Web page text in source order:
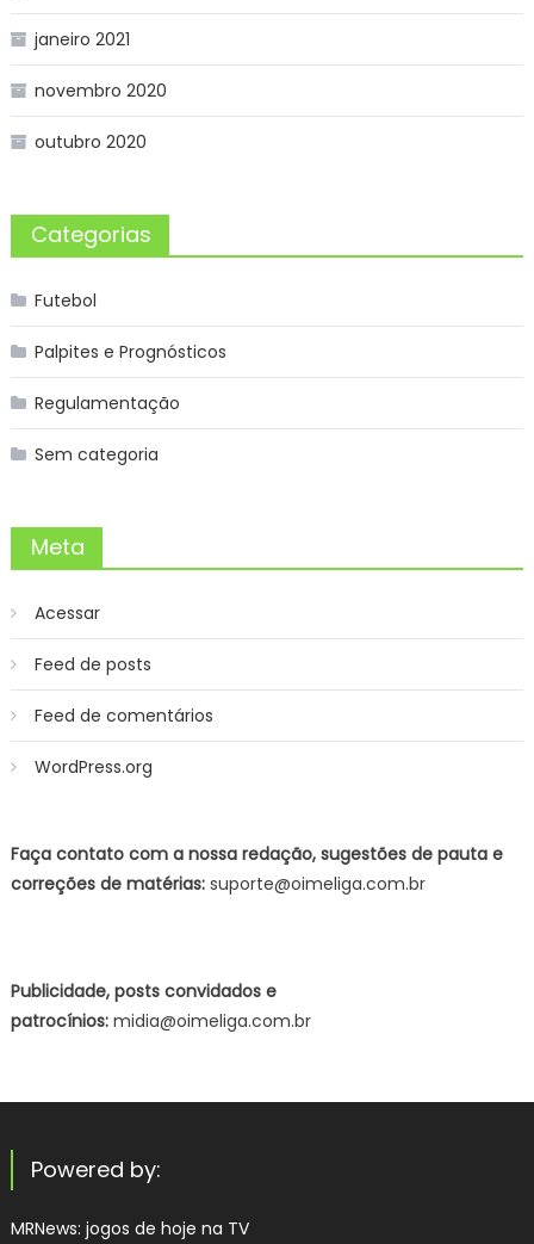
janeiro 2021
novembro 2020
outubro 2020
Categorias
Futebol
Palpites e Prognósticos
Regulamentação
Sem categoria
Meta
Acessar
Feed de posts
Feed de comentários
WordPress.org
Faça contato com a nossa redação, sugestões de pauta e
correções de matérias:suporte@oimeliga.com.br
Publicidade, posts convidados e
patrocínios:midia@oimeliga.com.br
Powered by:
MRNews: jogos de hoje na TV